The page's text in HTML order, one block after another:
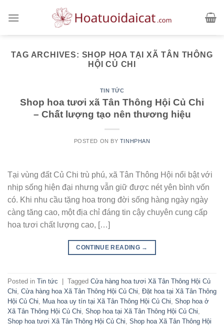
TAG ARCHIVES: SHOP HOA TẠI XÃ TÂN THÔNG
HỘI CỦ CHI
TIN TỨC
Shop hoa tươi xã Tân Thông Hội Củ Chi
– Chất lượng tạo nên thương hiệu
POSTED ON BY TINHPHAN
Tại vùng đất Củ Chi trù phú, xã Tân Thông Hội nổi bật với
nhịp sống hiện đại nhưng vẫn giữ được nét yên bình vốn
có. Khi nhu cầu tặng hoa trong đời sống hàng ngày ngày
càng tăng cao, một địa chỉ đáng tin cậy chuyên cung cấp
hoa tươi chất lượng cao, […]
CONTINUE READING →
Posted in Tin tức Tagged Cửa hàng hoa tươi Xã Tân Thông Hội Củ
Chi Cửa hàng hoa Xã Tân Thông Hội Củ Chi Đặt hoa tại Xã Tân Thông
Hội Củ Chi
Mua hoa uy tín tại Xã Tân Thông Hội Củ Chi Shop hoa ở
Xã Tân Thông Hội Củ Chi Shop hoa tại Xã Tân Thông Hội Củ Chi
Shop hoa tươi Xã Tân Thông Hội Củ Chi Shop hoa Xã Tân Thông Hội